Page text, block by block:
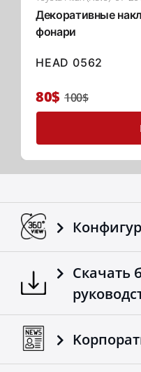
Выбирайте Tessera
сочетаются с
Читать далее
Декоративные
фонари
HEAD 0562
80$ 100$
Скачать